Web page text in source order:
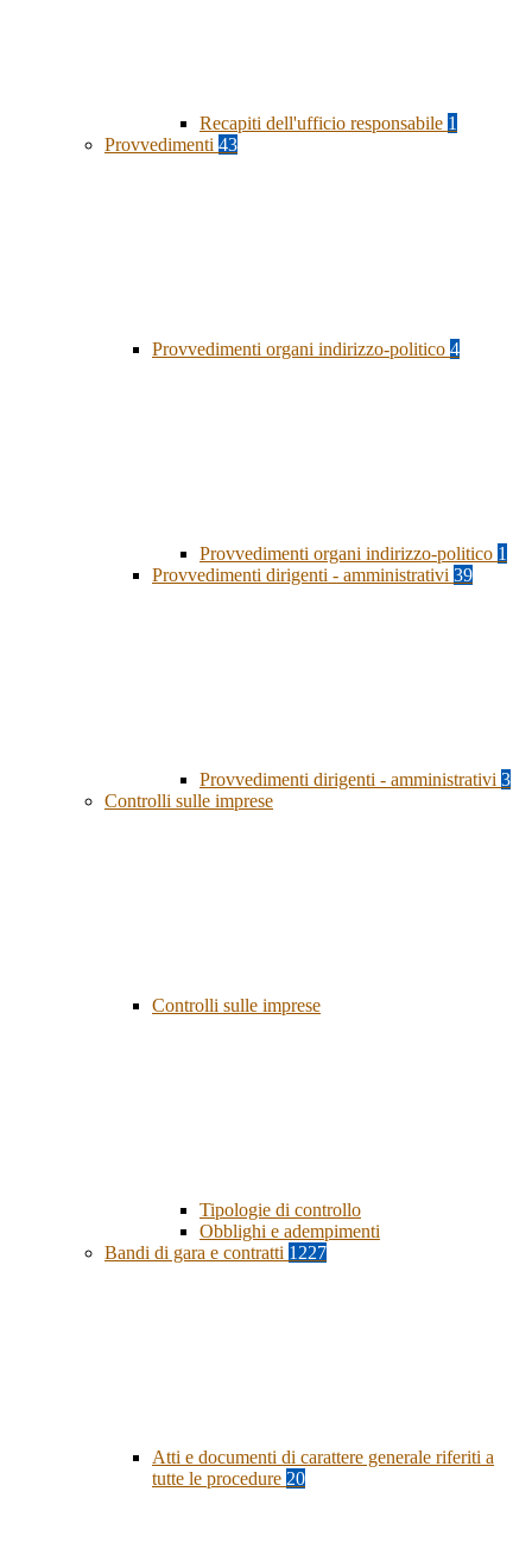
Recapiti dell'ufficio responsabile 1
Provvedimenti 43
Provvedimenti organi indirizzo-politico 4
Provvedimenti organi indirizzo-politico 1
Provvedimenti dirigenti - amministrativi 39
Provvedimenti dirigenti - amministrativi 3
Controlli sulle imprese
Controlli sulle imprese
Tipologie di controllo
Obblighi e adempimenti
Bandi di gara e contratti 1227
Atti e documenti di carattere generale riferiti a
tutte le procedure 20